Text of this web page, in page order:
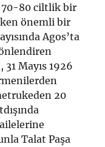
70-80 ciltlik bir
önemli bir
Agos’ta
Mayıs 1926
20
Talat Paşa